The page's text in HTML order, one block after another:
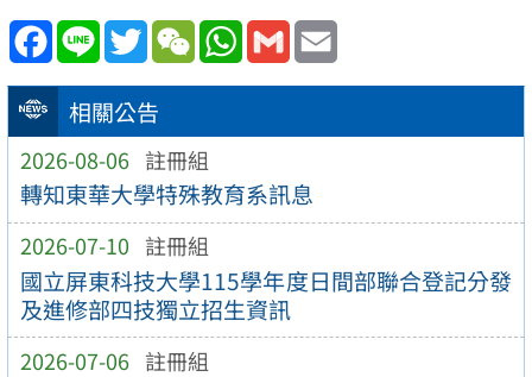
相關公告
2026-08-06 註冊組
轉知東華大學特殊教育系訊息
2026-07-10 註冊組
國立屏東科技大學115學年度日間部聯合登記分發
及進修部四技獨立招生資訊
2026-07-06 註冊組
Facebook
Line TwitterWeChatWhatsApp
Gmail